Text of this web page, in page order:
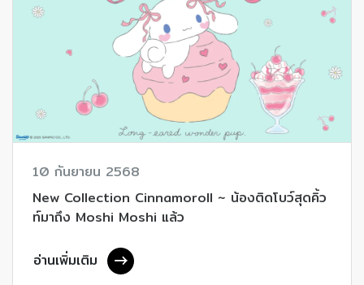
10 กันยายน 2568
New Collection Cinnamoroll ~ น้องติดโบว์สุดคิ้ว
ท์มาถึง Moshi Moshi แล้ว
อ่านเพิ่มเติม